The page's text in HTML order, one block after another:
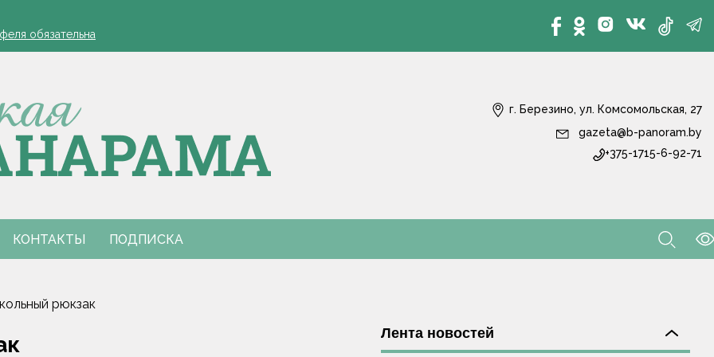
АПК
обязательна
Столинском районе
и предложил ускорить реализацию договоренностей
работодателей напомнили в Минтруда
АПК
обязательна
Столинском районе
и предложил ускорить реализацию договоренностей
работодателей напомнили в Минтруда
г. Березино, ул. Комсомольская, 27
gazeta@b-panoram.by
+375-1715-6-92-71
КОНТАКТЫ ПОДПИСКА
рюкзак
Лента новостей